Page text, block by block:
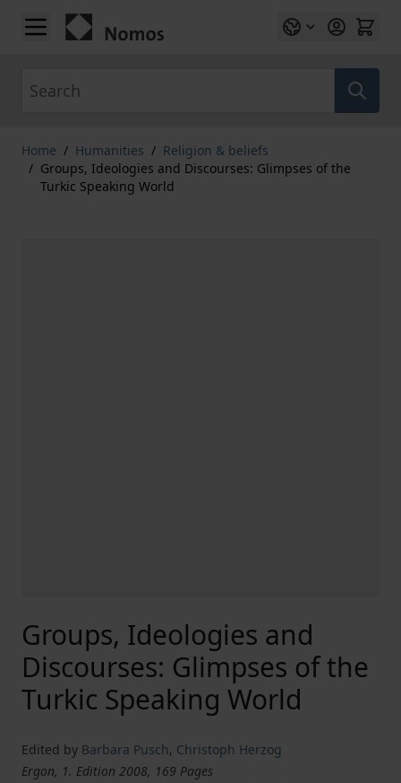
Skip to Content
Home / Humanities / Religion & beliefs
/ Groups, Ideologies and Discourses: Glimpses of the
Turkic Speaking World
Groups, Ideologies and
Discourses: Glimpses of the
Turkic Speaking World
Edited by Barbara Pusch, Christoph Herzog
Ergon, 1. Edition 2008, 169 Pages